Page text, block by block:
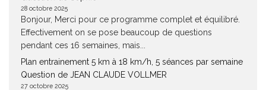
28 octobre 2025
Bonjour, Merci pour ce programme complet et équilibré.
Effectivement on se pose beaucoup de questions
pendant ces 16 semaines, mais...
Plan entrainement 5 km à 18 km/h, 5 séances par semaine
Question de JEAN CLAUDE VOLLMER
27 octobre 2025